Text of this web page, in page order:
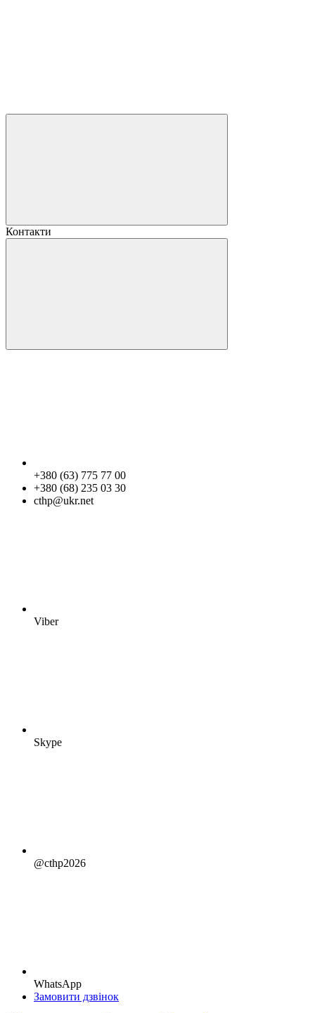
Контакти
+380 (63) 775 77 00
+380 (68) 235 03 30
cthp@ukr.net
Viber
Skype
@cthp2026
WhatsApp
Замовити дзвінок